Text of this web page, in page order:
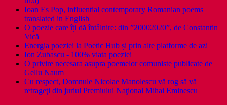
Ioan Es Pop, influential contemporary Romanian poems
translated in English
O poezie care îți dă întâlnire: din ”20002020”, de Constantin
Vică
Energia poeziei la Poetic Hub și prin alte platforme de azi
Ion Zubascu - 100% viata poeziei
O privire necesara asupra poemelor comuniste publicate de
Gellu Naum
Cu respect, Domnule Nicolae Manolescu vă rog să vă
retrageţi din juriul Premiului Naţional Mihai Eminescu